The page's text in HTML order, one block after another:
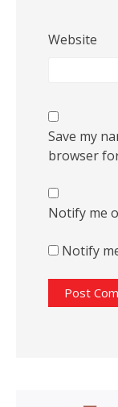
Website
Save my
browser
Notify me
Notify